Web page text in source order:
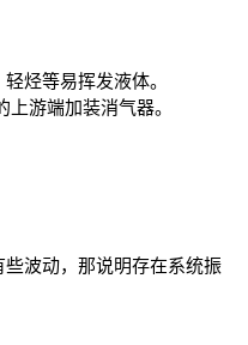
烃等易挥发液体。
游端加装消气器。
波动，那说明存在系统振